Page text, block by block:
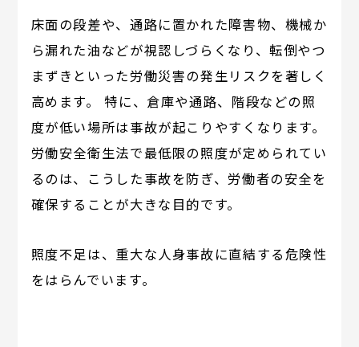
床面の段差や、通路に置かれた障害物、機械か
ら漏れた油などが視認しづらくなり、転倒やつ
まずきといった労働災害の発生リスクを著しく
高めます。 特に、倉庫や通路、階段などの照
度が低い場所は事故が起こりやすくなります。
労働安全衛生法で最低限の照度が定められてい
るのは、こうした事故を防ぎ、労働者の安全を
確保することが大きな目的です。
照度不足は、重大な人身事故に直結する危険性
をはらんでいます。